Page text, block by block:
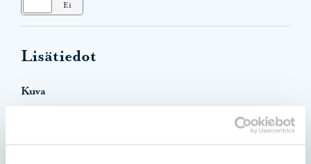
Ei
Lisätiedot
Kuva
Vaakakuva, vähintään 1920 x 600 px.